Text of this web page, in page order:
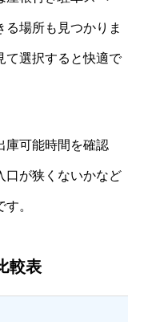
る場所も見つかりま
て選択すると快適で
庫可能時間を確認
口が狭くないかなど
。
較表